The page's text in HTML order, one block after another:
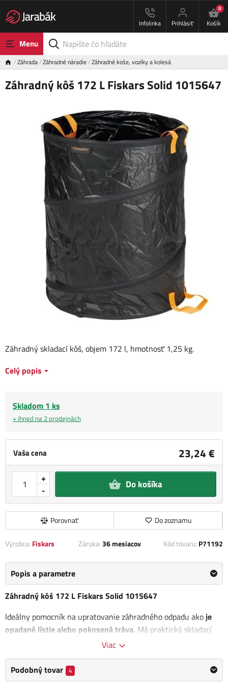
Infolinka Prihlásiť
0
Košík
Menu
Záhrada Záhradné náradie Záhradné koše, vozíky a kolesá
Záhradný kôš 172 L Fiskars Solid 1015647
Vaša cena 23,24 €
-
+ Do košíka
Porovnať Do zoznamu
Záhradný skladací kôš, objem 172 l, hmotnosť 1,25 kg.
Celý popis
Skladom 1 ks
+ ihned na 2 prodejnách
Výrobca: Fiskars Záruka:36 mesiacov Kód tovaru: P71192
Popis a parametre
Záhradný kôš 172 L Fiskars Solid 1015647
Ideálny pomocník na upratovanie záhradného odpadu ako je
opadané lístie alebo pokosená tráva. Má praktický skladací
mechanizmus na úsporu miesta pri skladovaní. x š x v): 560 x
Výhody:
Viac
Podobný tovar 4